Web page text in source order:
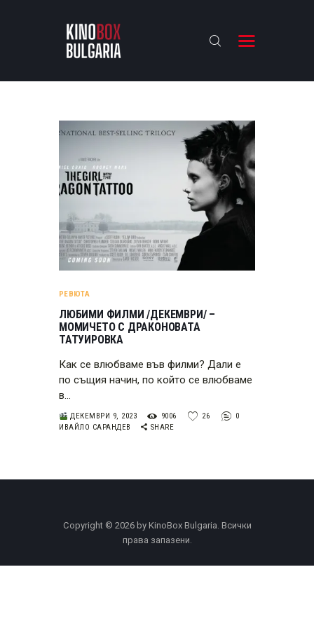
KINOBOX BULGARIA
БАХТИ НАГРАДИТЕ
ИНТЕРВЮТА
ЗА НАС
РЕВЮТА
ЛЮБИМИ ФИЛМИ /ДЕКЕМВРИ/ –
МОМИЧЕТО С ДРАКОНОВАТА
ТАТУИРОВКА
Как се влюбваме във филми? Дали е
по същия начин, по който се влюбваме
в…
ДЕКЕМВРИ 9, 2023 9006 26
0
ИВАЙЛО САРАНДЕВ
SHARE
Copyright © 2026 by KinoBox Bulgaria. Всички
права запазени.